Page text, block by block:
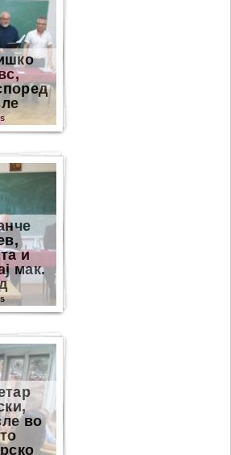
и
мак.
во